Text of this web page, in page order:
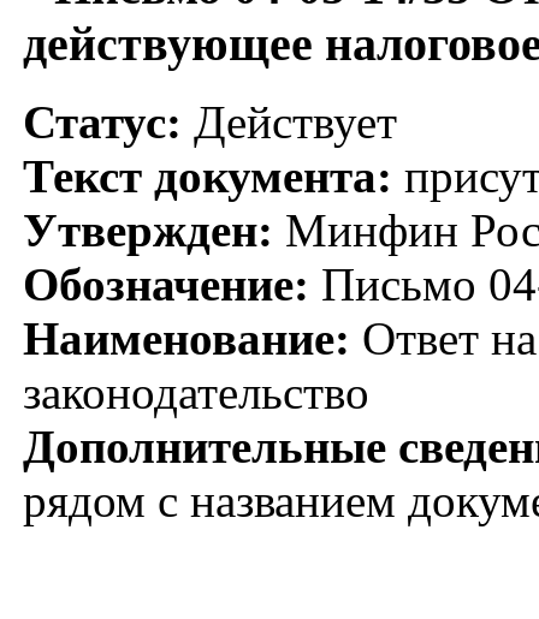
действующее
Статус: Действует
Текст документа:
Утвержден: Минфин
Обозначение: Письмо
Наименование: Ответ
законодательство
Дополнительные
рядом с названием